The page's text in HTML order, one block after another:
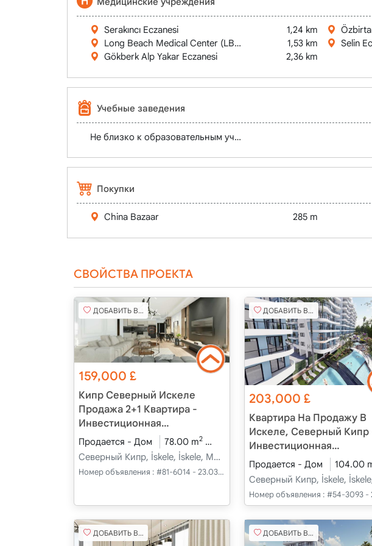
Serakıncı Eczanesi
1,24 km
Long Beach Medical Center (LBMC)
1,53 km
Gökberk Alp Yakar Eczanesi
2,36 km
Selin
Учебные заведения
Не близко к образовательным учреждениям
Покупки
China Bazaar 285 m
СВОЙСТВА ПРОЕКТА
ДОБАВИТЬ В ИЗБРАННОЕ
159,000£
Кипр Северный Искеле
Продажа 2+1 Квартира -
Инвестиционная
Возможность
Продается - Дом 78.00 m2 В разработке 2026 -
Северный Кипр, İskele, İskele, Merkez - Merkez
Номер объявления : #81-6014 - 23.03.2025
ДОБАВИТЬ В ИЗБРАННОЕ
203,000£
Квартира На Продажу В
Искеле, Северный Кипр
Инвестиционная
Возможность И
Жизнь
Продается - Дом 104.00
Номер объявления : #54-3093 -
ДОБАВИТЬ В ИЗБРАННОЕ ДОБАВИТЬ В ИЗБРАННОЕ